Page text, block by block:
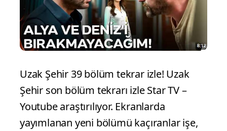
Uzak Şehir 39 bölüm tekrar izle! Uzak
Şehir son bölüm tekrarı izle Star TV –
Youtube araştırılıyor. Ekranlarda
yayımlanan yeni bölümü kaçıranlar işe,